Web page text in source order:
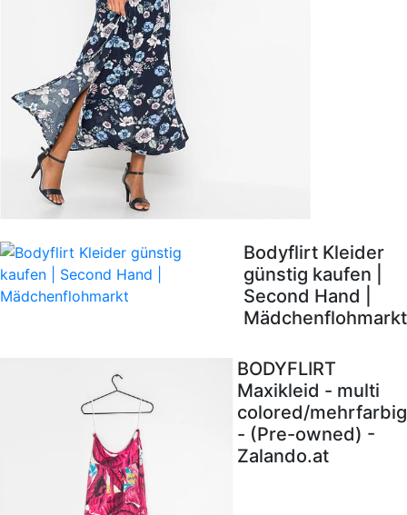
Bodyflirt Kleider
günstig kaufen |
Second Hand |
Mädchenflohmarkt
BODYFLIRT
Maxikleid - multi
colored/mehrfarbig
- (Pre-owned) -
Zalando.at